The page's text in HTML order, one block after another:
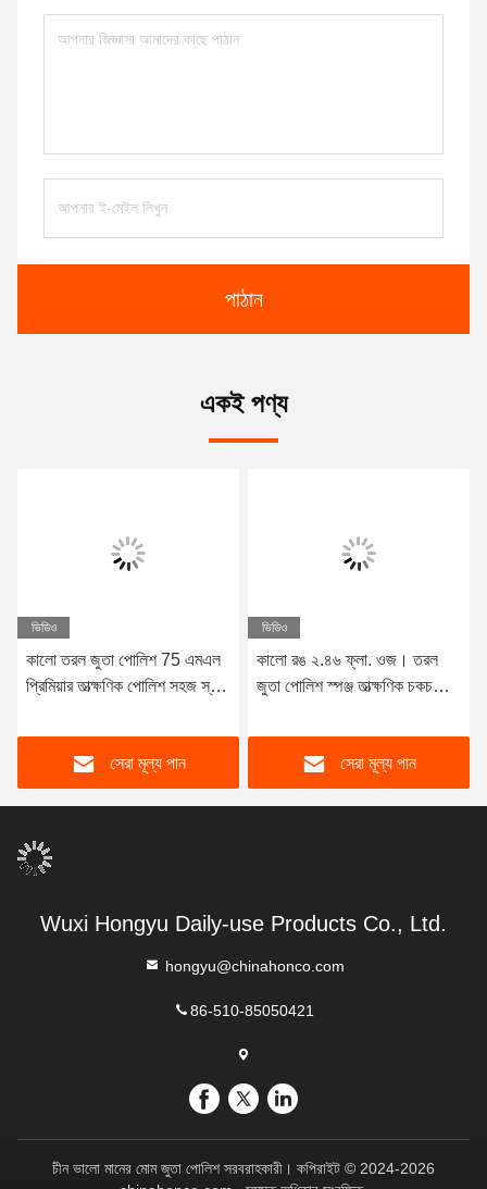
পাঠান
একই পণ্য
ভিডিও
কালো তরল জুতা পোলিশ 75 এমএল
প্রিমিয়ার তাত্ক্ষণিক পোলিশ সহজ স্ব
আনুষাঙ্গিক কাস্টমাইজড
সেরা মূল্য পান
ভিডিও
কালো রঙ ২.৪৬ ফ্লা. ওজ। তরল
জুতা পোলিশ স্পঞ্জ তাত্ক্ষণিক চকচকে
চামড়া বুট
সেরা মূল্য পান
Wuxi Hongyu Daily-use Products Co., Ltd.
hongyu@chinahonco.com
86-510-85050421
চীন ভালো মানের মোম জুতা পোলিশ সরবরাহকারী। কপিরাইট © 2024-2026